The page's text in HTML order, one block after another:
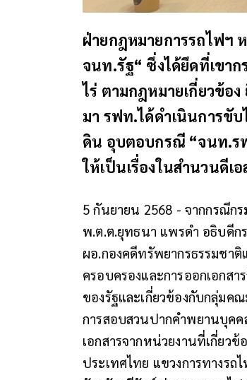
ฝ่ายกฎหมายการรถไฟฯ
จนท.รัฐ“ ซึ่งได้ยึดที่เขาก
ไร่ ตามกฎหมายเกี่ยวข้อ
มา รฟท.ได้ดำเนินการขั
ดิน อุบตอบกรณี “จนท.ร
ให้เป็นเรื่องในสำนวนดีเอ
5 กันยายน 2568 - จากกรณีก
พ.ต.ต.ยุทธนา แพรดำ อธิบดี
ผอ.กองคดีทรัพยากรธรรมชาติ
ครอบครองและการออกเอกส
ของรัฐและเกี่ยวข้องกับกลุ่มค
การสอบสวนปากคำพยานบุค
เอกสารจากหน่วยงานที่เกี่ยว
ประเทศไทย แขวงการทางร